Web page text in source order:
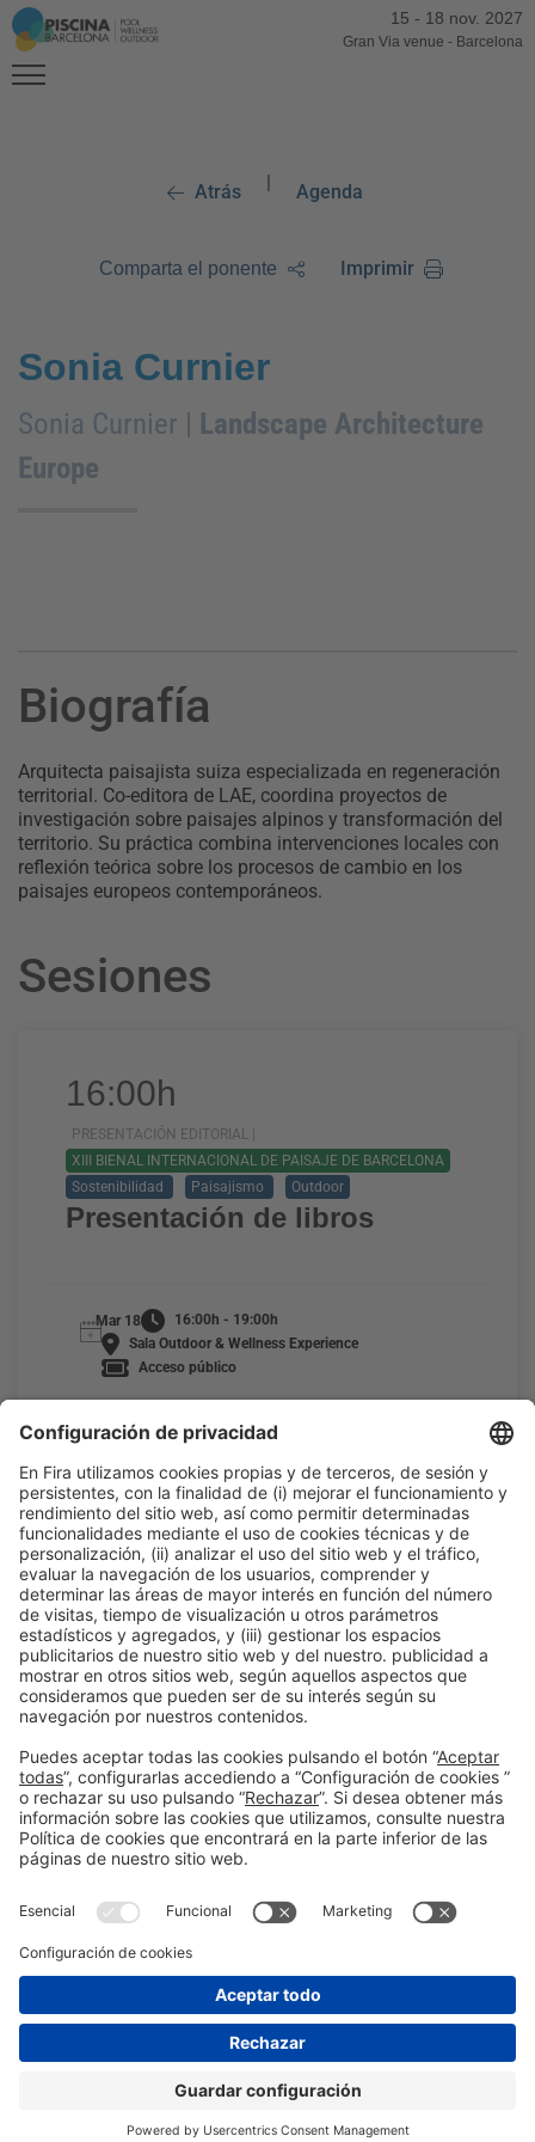
15 - 18 nov. 2027
Gran Via venue - Barcelona
Atrás | Agenda
Comparta el ponente Imprimir
Sonia Curnier
Sonia Curnier | Landscape Architecture
Europe
Biografía
Arquitecta paisajista suiza especializada en regeneración
territorial. Co-editora de LAE, coordina proyectos de
investigación sobre paisajes alpinos y transformación del
territorio. Su práctica combina intervenciones locales con
reflexión teórica sobre los procesos de cambio en los
paisajes europeos contemporáneos.
Sesiones
16:00h
PRESENTACIÓN EDITORIAL |
XIII BIENAL INTERNACIONAL DE PAISAJE DE BARCELONA
Sostenibilidad
Paisajismo Outdoor
Presentación de libros
Mar 18
16:00h - 19:00h
Sala Outdoor & Wellness Experience
Acceso público
Información generalAviso legalPolítica de privacidad
Política de cookies
#PISCINABARCELONA
© 2024 Fira de Barcelona
Instagram?